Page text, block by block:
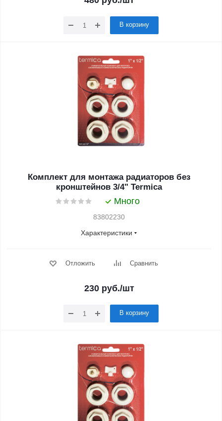
В корзину
Комплект для монтажа радиаторов без
кронштейнов 3/4" Termica
Много
83802230
Характеристики
Отложить Сравнить
230 руб./шт
В корзину